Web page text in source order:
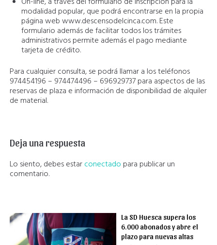
modalidad popular, que podrá encontrarse en la propia
página web www.descensodelcinca.com. Este
formulario además de facilitar todos los trámites
administrativos permite además el pago mediante
tarjeta de crédito.
Para cualquier consulta, se podrá llamar a los teléfonos
974454196 – 974474496 – 696929737 para aspectos de las
reservas de plaza e información de disponibilidad de alquiler
de material.
Deja una respuesta
Lo siento, debes estarconectado para publicar un
comentario.
La SD Huesca supera los
6.000 abonados y abre el
plazo para nuevas altas